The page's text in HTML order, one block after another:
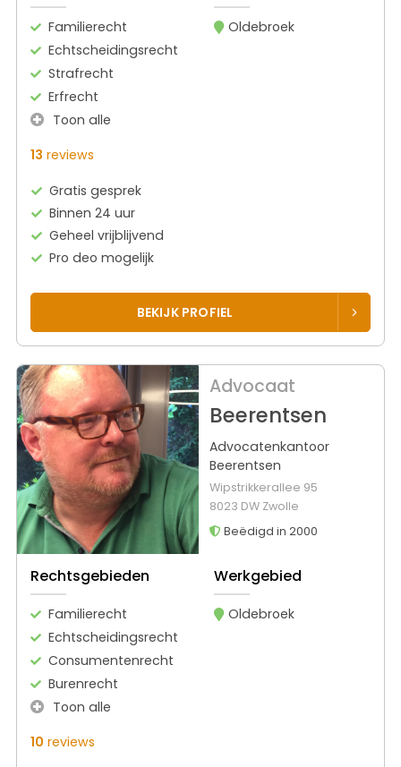
Familierecht
Echtscheidingsrecht
Strafrecht
Erfrecht
Toon alle
Oldebroek
13 reviews
Gratis gesprek
Binnen 24 uur
Geheel vrijblijvend
Pro deo mogelijk
BEKIJK PROFIEL
Advocaat
Beerentsen
Advocatenkantoor
Beerentsen
Wipstrikkerallee 95
8023 DW Zwolle
Beëdigd in 2000
Rechtsgebieden
Familierecht
Echtscheidingsrecht
Consumentenrecht
Burenrecht
Toon alle
Werkgebied
Oldebroek
10 reviews